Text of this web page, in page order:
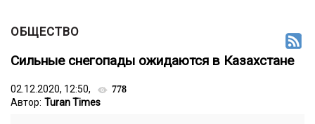
ОБЩЕСТВО
Сильные снегопады ожидаются в Казахстане
02.12.2020, 12:50, 778
Автор: Turan Times